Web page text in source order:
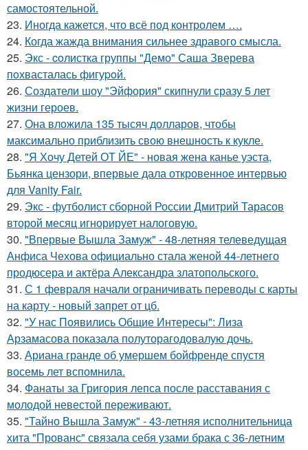
самостоятельной.
23. Иногда кажется, что всё под контролем ….
24. Когда жажда внимания сильнее здравого смысла.
25. Экс - coлистка группы "Демо" Саша Зверева
пoхвасталась фигуpoй.
26. Создатели шоу "Эйфория" скипнули сразу 5 лет
жизни героев.
27. Она вложила 135 тысяч долларов, чтобы
максимально приблизить свою внешность к кукле.
28. "Я Хочу Детей ОТ ЙЕ" - новая жена канье уэста,
Бьянка цензори, впервые дала откровенное интервью
для Vanity Fair.
29. Экс - футболист сборной России Дмитрий Тарасов
второй месяц игнорирует налоговую.
30. "Впервые Вышла Замуж" - 48-летняя телеведущая
Анфиса Чехова официально стала женой 44-летнего
продюсера и актёра Александра златопольского.
31. С 1 февраля начали ограничивать переводы с карты
на карту - новый запрет от цб.
32. "У нас Появились Общие Интересы": Лиза
Арзамасова показала полуторагодовалую дочь.
33. Ариана гранде об умершем бойфренде спустя
восемь лет вспомнила.
34. Фанаты за Григория лепса после расставания с
молодой невестой переживают.
35. "Тайно Вышла Замуж" - 43-летняя исполнительница
хита "Прованс" связала себя узами брака с 36-летним